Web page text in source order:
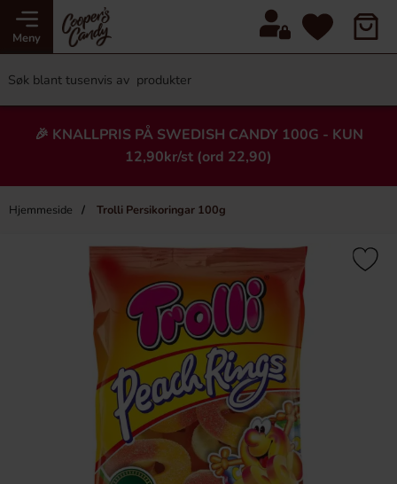
Meny
🎉 KNALLPRIS PÅ SWEDISH CANDY 100G - KUN
12,90kr/st (ord 22,90)
Hjemmeside Trolli Persikoringar 100g
Heading
×
-43%